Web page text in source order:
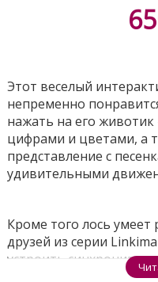
Этот веселый
непременно
нажать на его
цифрами и цветами, а
представление с
удивительными
Кроме того лось умеет
друзей из серии
устроить
шоу. Игрушка